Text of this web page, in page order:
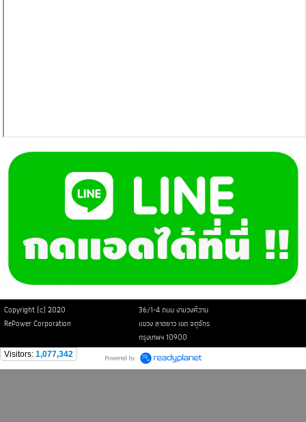
Copyright (c) 2020
36/1-4 ถนน งามวงศ์วาน
RePower Corporation
แขวง ลาดยาว เขต จตุจักร
กรุงเทพฯ 10900
Visitors: 1,077,342